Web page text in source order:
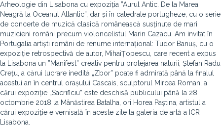
Arheologie din Lisabona cu expoziția ”Aurul Antic. De la Marea
Neagră la Oceanul Atlantic”, dar și în catedrale portugheze, cu o serie
de concerte de muzică clasică românească susținute de mari
muzicieni români precum violoncelistul Marin Cazacu. Am invitat în
Portugalia artiști români de renume internațional: Tudor Banuș, cu o
expoziție retrospectivă de autor, MihaiȚopescu, care recent a expus
la Lisabona un ”Manifest” creativ pentru protejarea naturii, Ștefan Radu
Crețu, a cărui lucrare inedită „Zbor” poate fi admirată până la finalul
acestui an în centrul orașului Cascais, sculptorul Mircea Roman, a
cărui expoziție „Sacrificiu” este deschisă publicului până la 28
octombrie 2018 la Mânăstirea Batalha, ori Horea Paștina, artistul a
cărui expoziție e vernisată în aceste zile la galeria de artă a ICR
Lisabona.